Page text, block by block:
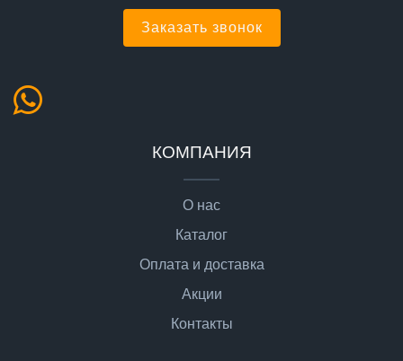
Заказать звонок
КОМПАНИЯ
О нас
Каталог
Оплата и доставка
Акции
Контакты